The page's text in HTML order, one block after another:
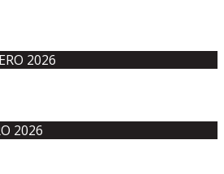
2026
2026